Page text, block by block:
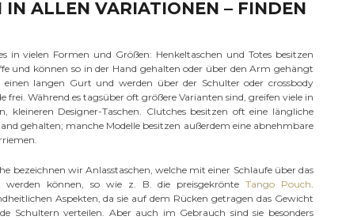
IN ALLEN VARIATIONEN – FINDEN
in vielen Formen und Größen: Henkeltaschen und Totes besitzen
und können so in der Hand gehalten oder über den Arm gehängt
einen langen Gurt und werden über der Schulter oder crossbody
frei. Während es tagsüber oft größere Varianten sind, greifen viele in
kleineren Designer-Taschen. Clutches besitzen oft eine längliche
gehalten; manche Modelle besitzen außerdem eine abnehmbare
bezeichnen wir Anlasstaschen, welche mit einer Schlaufe über das
werden können, so wie z. B. die preisgekrönteTango Pouch.
Aspekten, da sie auf dem Rücken getragen das Gewicht
Schultern verteilen. Aber auch im Gebrauch sind sie besonders